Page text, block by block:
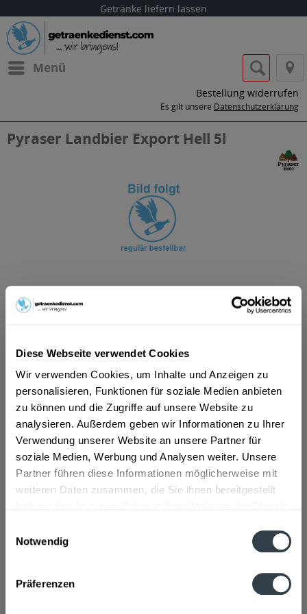
Diese Webseite verwendet Cookies
Wir verwenden Cookies, um Inhalte und Anzeigen zu
personalisieren, Funktionen für soziale Medien anbieten
zu können und die Zugriffe auf unsere Website zu
analysieren. Außerdem geben wir Informationen zu Ihrer
Verwendung unserer Website an unsere Partner für
soziale Medien, Werbung und Analysen weiter. Unsere
Partner führen diese Informationen möglicherweise mit
weiteren Daten zusammen, die Sie ihnen bereitgestellt
Notwendig
Präferenzen
Getränke liefern lassen
Menü
Bestellung widerrufen
Es gilt unsere Datenschutzerklärung
Pyraser Landbier Export Hell 5l
ab 12,59 € *
Inhalt:5 Liter (2,52 € * / 1 Liter)
inkl. MwSt.ggf. zzgl. Erschwerniszuschlag
Vorrätig
In den Warenkorb
Artikel-Nr.:
31780
Verfügbar in:
Brauwasser, GERSTENMALZ, Hopfen, Hopfenextrakt
mehr